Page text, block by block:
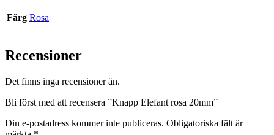
Färg Rosa
Recensioner
Det finns inga recensioner än.
Bli först med att recensera ”Knapp Elefant rosa 20mm”
Din e-postadress kommer inte publiceras. Obligatoriska fält är